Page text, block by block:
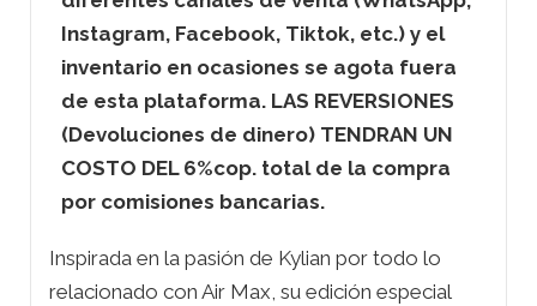
Instagram, Facebook, Tiktok, etc.) y el
inventario en ocasiones se agota fuera
de esta plataforma. LAS REVERSIONES
(Devoluciones de dinero) TENDRAN UN
COSTO DEL 6%cop. total de la compra
por comisiones bancarias.
Inspirada en la pasión de Kylian por todo lo
relacionado con Air Max, su edición especial